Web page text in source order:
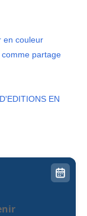
en couleur
comme partage
EN